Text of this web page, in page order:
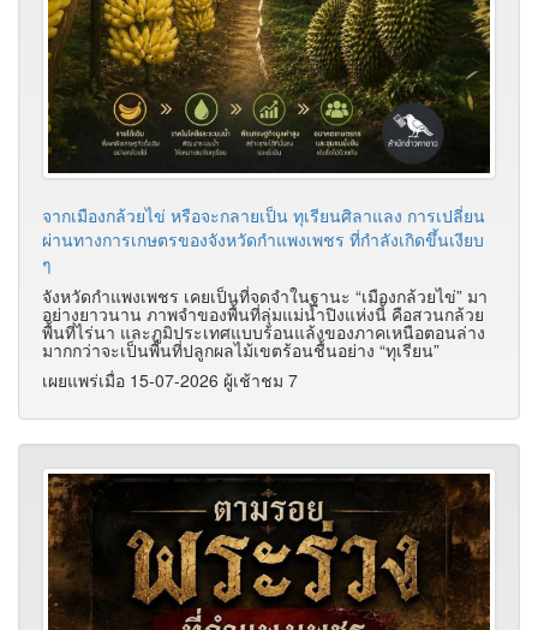
จากเมืองกล้วยไข่ หรือจะกลายเป็น ทุเรียนศิลาแลง​ การเปลี่ยน
ผ่านทางการเกษตรของจังหวัดกำแพงเพชร ที่กำลังเกิดขึ้นเงียบ
ๆ
จังหวัดกำแพงเพชร เคยเป็นที่จดจำในฐานะ “เมืองกล้วยไข่” มา
อย่างยาวนาน ภาพจำของพื้นที่ลุ่มแม่น้ำปิงแห่งนี้ คือสวนกล้วย
พื้นที่ไร่นา และภูมิประเทศแบบร้อนแล้งของภาคเหนือตอนล่าง
มากกว่าจะเป็นพื้นที่ปลูกผลไม้เขตร้อนชื้นอย่าง “ทุเรียน”
เผยแพร่เมื่อ 15-07-2026 ผู้เช้าชม 7